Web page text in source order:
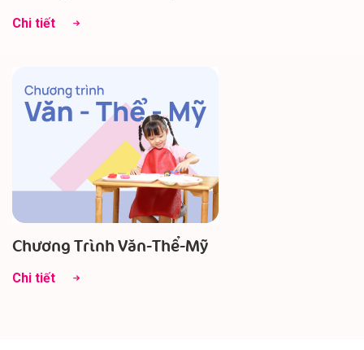
Chi tiết
Chương Trình Văn-Thể-Mỹ
Chi tiết